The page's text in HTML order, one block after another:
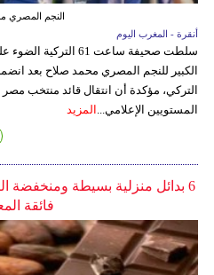
النجم المصري
أنقرة - المغرب اليوم
سلطت صحيفة ساعت 61
الكبير للنجم المصري محمد صلاح بعد
التركي، مؤكدة أن انتقال قائد منتخب
المستويين الإعلامي... المزيد
6 بدائل منزلية بسيطة ومنخفضة
فائقة